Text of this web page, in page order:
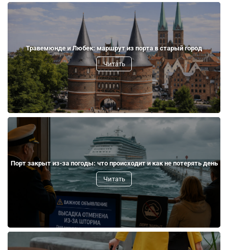
Травемюнде и Любек: маршрут из порта в старый город
Читать
Порт закрыт из-за погоды: что происходит и как не потерять день
Читать